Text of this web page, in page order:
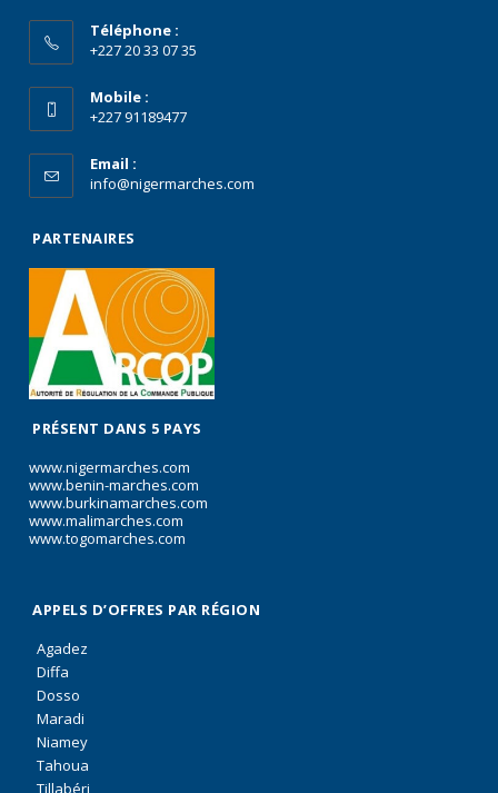
Téléphone :
+227 20 33 07 35
Mobile :
+227 91189477
Email :
info@nigermarches.com
PARTENAIRES
PRÉSENT DANS 5 PAYS
www.nigermarches.com
www.benin-marches.com
www.burkinamarches.com
www.malimarches.com
www.togomarches.com
APPELS D’OFFRES PAR RÉGION
Agadez
Diffa
Dosso
Maradi
Niamey
Tahoua
Tillabéri